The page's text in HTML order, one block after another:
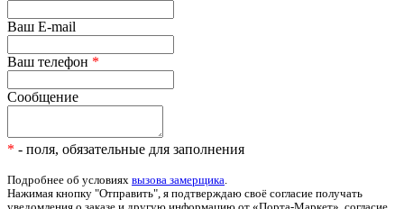
Ваш E-mail
Ваш телефон *
Сообщение
* - поля, обязательные для заполнения
Подробнее об условиях вызова замерщика.
Нажимая кнопку "Отправить", я подтверждаю своё согласие получать